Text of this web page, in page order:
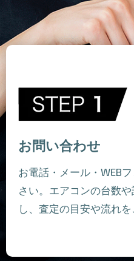
お問い合わせ
お電話・メール・WEB
さい。エアコンの台数
し、査定の目安や流れを